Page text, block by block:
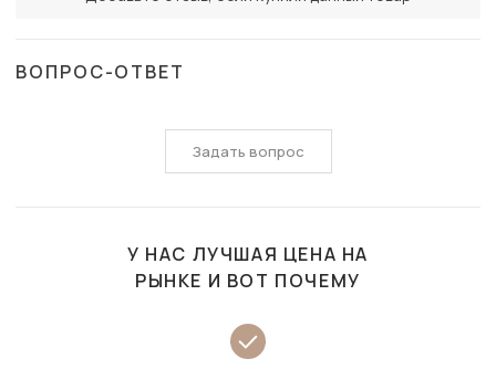
ВОПРОС-ОТВЕТ
Задать вопрос
У НАС ЛУЧШАЯ ЦЕНА НА
РЫНКЕ И ВОТ ПОЧЕМУ